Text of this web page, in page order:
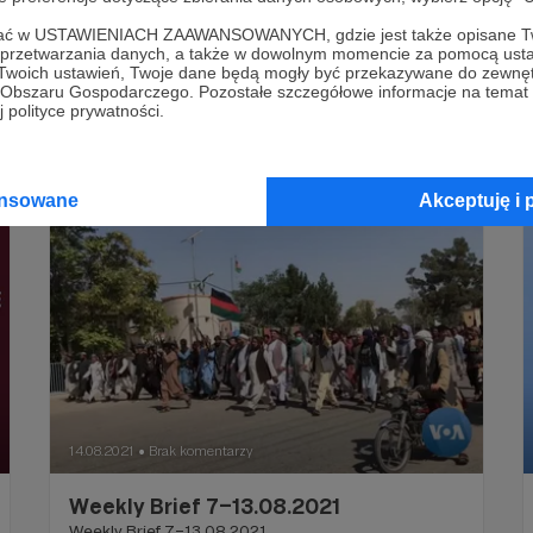
w USTAWIENIACH ZAAWANSOWANYCH, gdzie jest także opisane
danych, a także w dowolnym momencie za pomocą
ustawień, Twoje dane będą mogły być przekazywane do
Gospodarczego. Pozostałe szczegółowe informacje na
prywatności.
Akceptuję i
Albert Świdziński Afganistan Azja +6
14.08.2021 ● Brak komentarzy
Weekly Brief 7–13.08.2021